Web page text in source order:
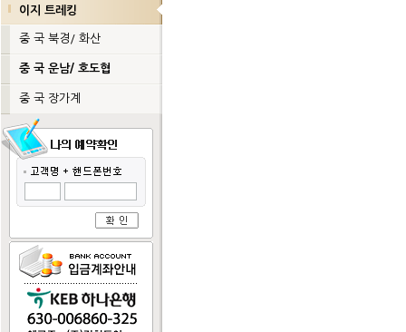
이지 트레킹
중 국 북경/ 화산
중 국 운남/ 호도협
중 국 장가계